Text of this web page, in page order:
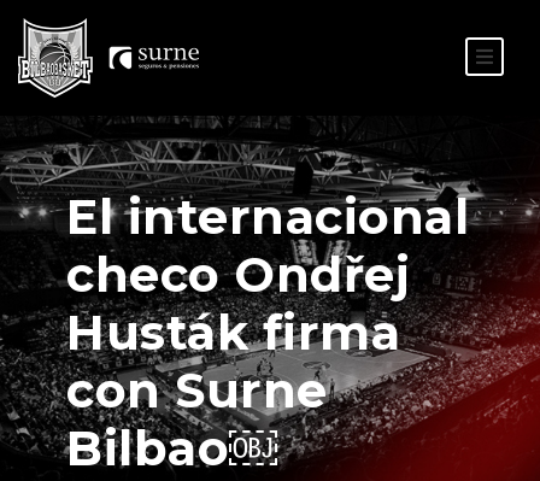
El internacional
checo Ondřej
Husták firma
con Surne
Bilbao￼